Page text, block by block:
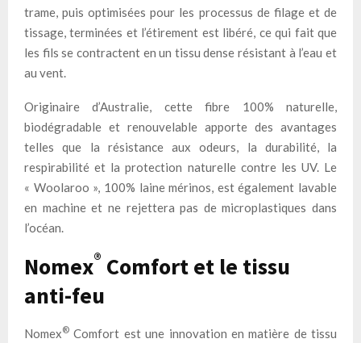
trame, puis optimisées pour les processus de filage et de
tissage, terminées et l’étirement est libéré, ce qui fait que
les fils se contractent en un tissu dense résistant à l’eau et
au vent.
Originaire d’Australie, cette fibre 100% naturelle,
biodégradable et renouvelable apporte des avantages
telles que la résistance aux odeurs, la durabilité, la
respirabilité et la protection naturelle contre les UV. Le
« Woolaroo », 100% laine mérinos, est également lavable
en machine et ne rejettera pas de microplastiques dans
l’océan.
Nomex® Comfort et le tissu
anti-feu
Nomex® Comfort est une innovation en matière de tissu